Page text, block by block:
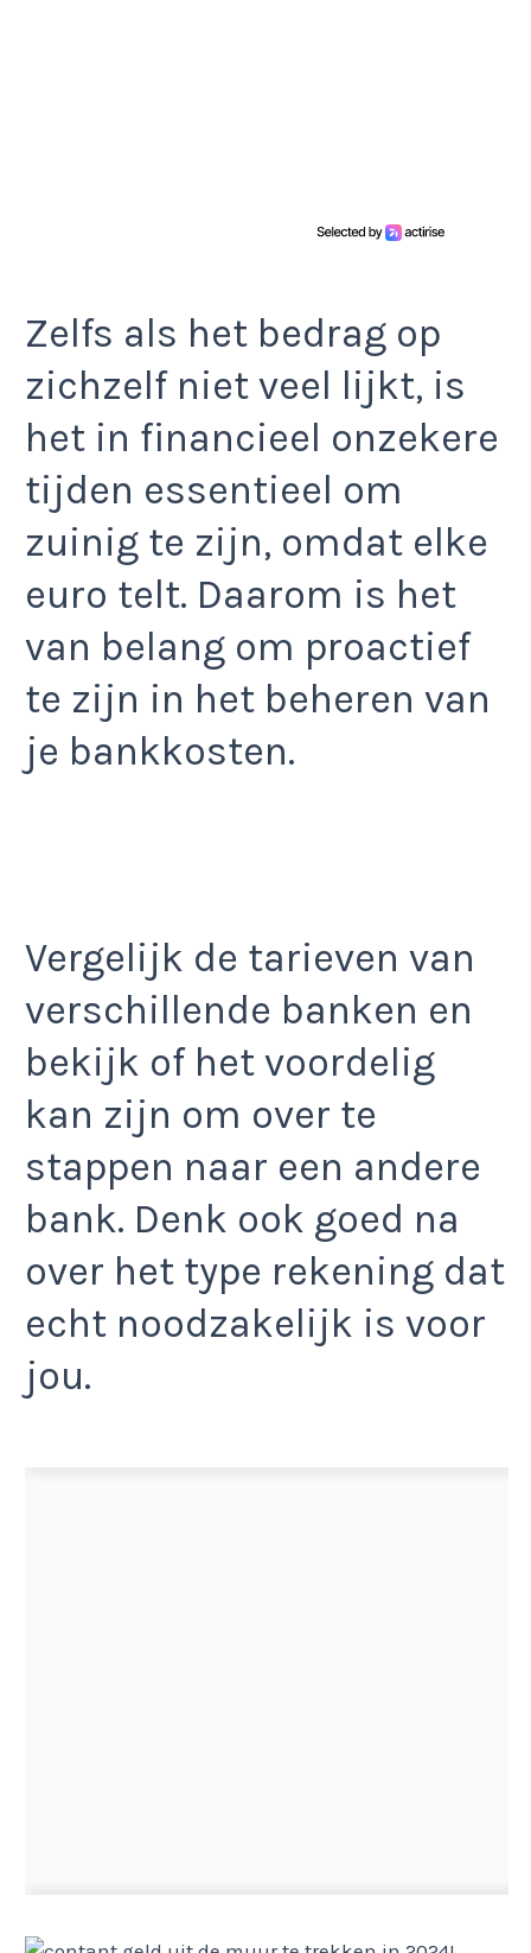
Zelfs als het bedrag op
zichzelf niet veel lijkt, is
het in financieel onzekere
tijden essentieel om
zuinig te zijn, omdat elke
euro telt. Daarom is het
van belang om proactief
te zijn in het beheren van
je bankkosten.
Vergelijk de tarieven van
verschillende banken en
bekijk of het voordelig
kan zijn om over te
stappen naar een andere
bank. Denk ook goed na
over het type rekening dat
echt noodzakelijk is voor
jou.